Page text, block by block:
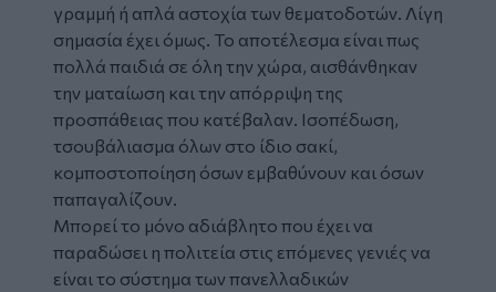
γραμμή ή απλά αστοχία των θεματοδοτών. Λίγη
σημασία έχει όμως. Το αποτέλεσμα είναι πως
πολλά παιδιά σε όλη την χώρα, αισθάνθηκαν
την ματαίωση και την απόρριψη της
προσπάθειας που κατέβαλαν. Ισοπέδωση,
τσουβάλιασμα όλων στο ίδιο σακί,
κομποστοποίηση όσων εμβαθύνουν και όσων
παπαγαλίζουν.
Μπορεί το μόνο αδιάβλητο που έχει να
παραδώσει η πολιτεία στις επόμενες γενιές να
είναι το σύστημα των πανελλαδικών